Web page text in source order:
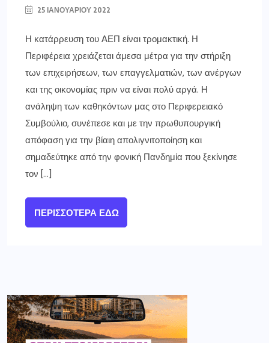
25 ΙΑΝΟΥΑΡΊΟΥ 2022
Η κατάρρευση του ΑΕΠ είναι τρομακτική. Η
Περιφέρεια χρειάζεται άμεσα μέτρα για την στήριξη
των επιχειρήσεων, των επαγγελματιών, των ανέργων
και της οικονομίας πριν να είναι πολύ αργά. Η
ανάληψη των καθηκόντων μας στο Περιφερειακό
Συμβούλιο, συνέπεσε και με την πρωθυπουργική
απόφαση για την βίαιη απολιγνιτοποίηση και
σημαδεύτηκε από την φονική Πανδημία που ξεκίνησε
τον […]
ΠΕΡΙΣΣΌΤΕΡΑ ΕΔΏ